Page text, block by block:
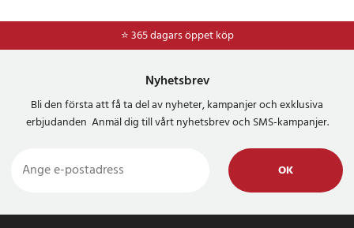
⭐ 365 dagars öppet köp
⭐Frakt 49kr *
Nyhetsbrev
Bli den första att få ta del av nyheter, kampanjer och exklusiva
erbjudanden Anmäl dig till vårt nyhetsbrev och SMS-kampanjer.
OK